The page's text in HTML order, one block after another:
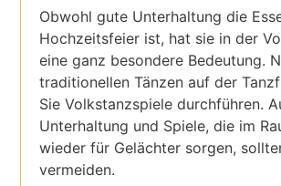
Obwohl gute Unterhaltung die
Hochzeitsfeier ist, hat sie in der
eine ganz besondere Bedeutung.
traditionellen Tänzen auf der
Sie Volkstanzspiele durchführen.
Unterhaltung und Spiele, die im
wieder für Gelächter sorgen,
vermeiden.